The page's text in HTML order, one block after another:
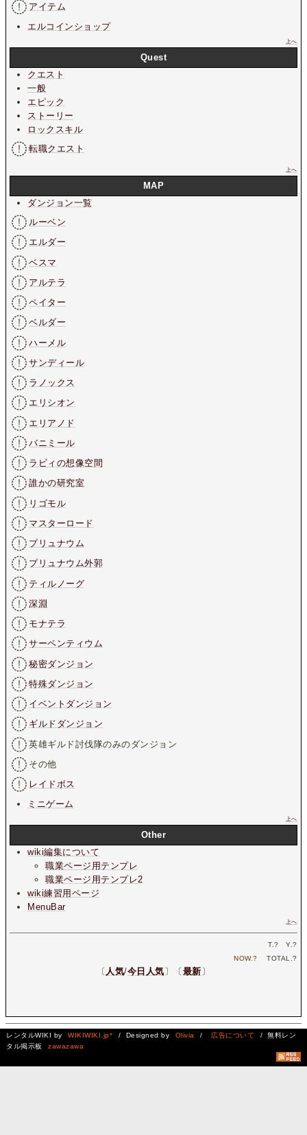
アイテム
エルコインショップ
上へ
Quest
クエスト
一般
エピック
ストーリー
ロックスキル
転職クエスト
上へ
MAP
ダンジョン一覧
ルーベン
エルダー
ベスマ
アルテラ
ペイター
ベルダー
ハーメル
サンディール
ラノックス
エリシオン
エリアノド
バニミール
ラビィの想像空間
誰かの研究室
リゴモル
マスターロード
プリュナウム
プリュナウム外郭
ティルノーグ
深淵
モナテラ
サーペンティウム
秘密ダンジョン
特殊ダンジョン
イベントダンジョン
ギルドダンジョン
英雄ギルド討伐隊のみのダンジョン
その他
レイドボス
ミニゲーム
上へ
Other
wiki編集について
職業ページ用テンプレ
職業ページ用テンプレ2
wiki練習用ページ
MenuBar
上へ
T.? Y.?
NOW.? TOTAL.?
〔 人気/今日人気 〕〔 最新 〕
レンタルWIKI by WIKIWIKI.jp* / Designed by Olivia / 広告について
/ 無料レン
タル掲示板
zawazawa